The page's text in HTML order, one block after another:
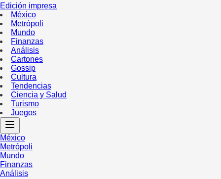
Edición impresa
México
Metrópoli
Mundo
Finanzas
Análisis
Cartones
Gossip
Cultura
Tendencias
Ciencia y Salud
Turismo
Juegos
México
Metrópoli
Mundo
Finanzas
Análisis